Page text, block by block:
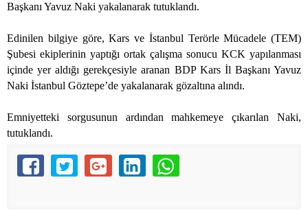
Başkanı Yavuz Naki yakalanarak tutuklandı.
Edinilen bilgiye göre, Kars ve İstanbul Terörle Mücadele (TEM)
Şubesi ekiplerinin yaptığı ortak çalışma sonucu KCK yapılanması
içinde yer aldığı gerekçesiyle aranan BDP Kars İl Başkanı Yavuz
Naki İstanbul Göztepe’de yakalanarak gözaltına alındı.
Emniyetteki sorgusunun ardından mahkemeye çıkarılan Naki,
tutuklandı.